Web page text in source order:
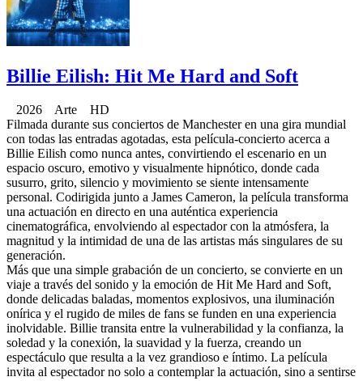
Billie Eilish: Hit Me Hard and Soft
2026 Arte HD
Filmada durante sus conciertos de Manchester en una gira mundial
con todas las entradas agotadas, esta película-concierto acerca a
Billie Eilish como nunca antes, convirtiendo el escenario en un
espacio oscuro, emotivo y visualmente hipnótico, donde cada
susurro, grito, silencio y movimiento se siente intensamente
personal. Codirigida junto a James Cameron, la película transforma
una actuación en directo en una auténtica experiencia
cinematográfica, envolviendo al espectador con la atmósfera, la
magnitud y la intimidad de una de las artistas más singulares de su
generación.
Más que una simple grabación de un concierto, se convierte en un
viaje a través del sonido y la emoción de Hit Me Hard and Soft,
donde delicadas baladas, momentos explosivos, una iluminación
onírica y el rugido de miles de fans se funden en una experiencia
inolvidable. Billie transita entre la vulnerabilidad y la confianza, la
soledad y la conexión, la suavidad y la fuerza, creando un
espectáculo que resulta a la vez grandioso e íntimo. La película
invita al espectador no solo a contemplar la actuación, sino a sentirse